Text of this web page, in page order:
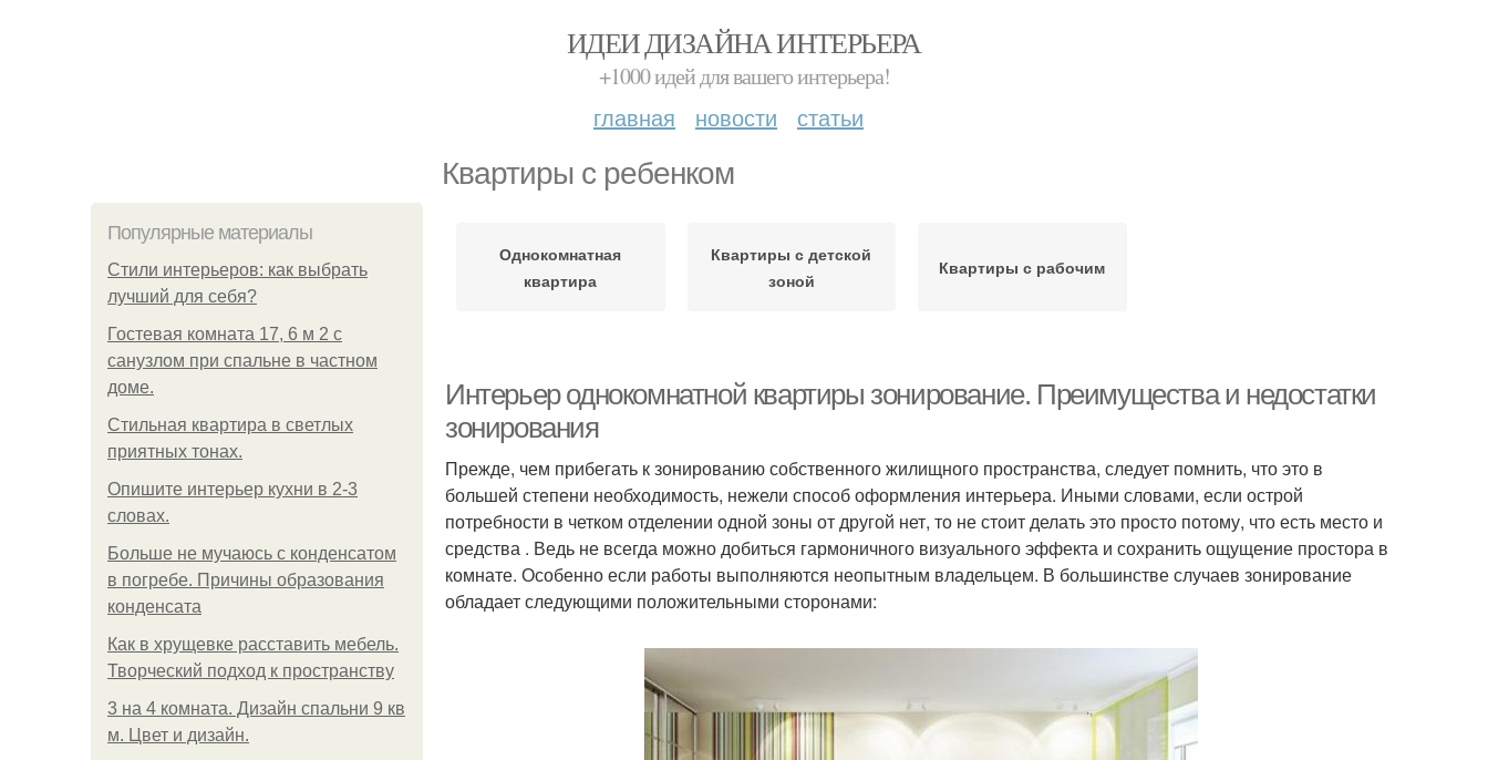
ИДЕИ ДИЗАЙНА ИНТЕРЬЕРА
+1000 идей для вашего интерьера!
главная новости статьи
Квартиры с ребенком
Популярные материалы
Стили интерьеров: как выбрать
лучший для себя?
Гостевая комната 17, 6 м 2 с
санузлом при спальне в частном
доме.
Стильная квартира в светлых
приятных тонах.
Опишите интерьер кухни в 2-3
словах.
Больше не мучаюсь с конденсатом
в погребе. Причины образования
конденсата
Как в хрущевке расставить мебель.
Творческий подход к пространству
3 на 4 комната. Дизайн спальни 9 кв
м. Цвет и дизайн.
Однокомнатная
квартира
Квартиры с детской
зоной
Квартиры с рабочим
Интерьер однокомнатной квартиры зонирование. Преимущества и недостатки
зонирования
Прежде, чем прибегать к зонированию собственного жилищного пространства, следует помнить, что это в
большей степени необходимость, нежели способ оформления интерьера. Иными словами, если острой
потребности в четком отделении одной зоны от другой нет, то не стоит делать это просто потому, что есть место и
средства . Ведь не всегда можно добиться гармоничного визуального эффекта и сохранить ощущение простора в
комнате. Особенно если работы выполняются неопытным владельцем. В большинстве случаев зонирование
обладает следующими положительными сторонами: